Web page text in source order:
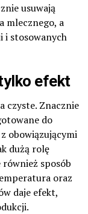
usuwają
mlecznego, a
i stosowanych
efekt
czyste. Znacznie
do
obowiązującymi
dużą rolę
sposób
oraz
daje efekt,